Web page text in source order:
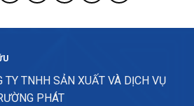
TY TNHH SẢN XUẤT VÀ DỊCH VỤ
PHÁT